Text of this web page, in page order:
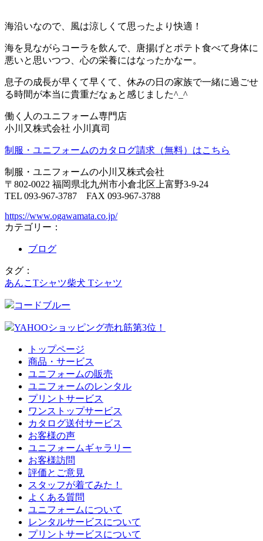
海沿いなので、風は涼しくて思ったより快適！
海を見ながらコーラを飲んで、唐揚げとポテト食べて身体に
悪いと思いつつ、心の栄養にはなったかなー。
息子の成長が早くて早くて、休みの日の家族で一緒に過ごせ
る時間が本当に貴重だなぁと感じました^_^
働く人のユニフォーム専門店
小川又株式会社 小川真司
制服・ユニフォームのカタログ請求（無料）はこちら
制服・ユニフォームの小川又株式会社
〒802-0022 福岡県北九州市小倉北区上富野3-9-24
TEL 093-967-3787 FAX 093-967-3788
https://www.ogawamata.co.jp/
カテゴリー：
ブログ
タグ：
あんこTシャツ柴犬 Tシャツ
コードブルー
YAHOOショッピング売れ筋第3位！
トップページ
商品・サービス
ユニフォームの販売
ユニフォームのレンタル
プリントサービス
ワンストップサービス
カタログ送付サービス
お客様の声
ユニフォームギャラリー
お客様訪問
評価とご意見
スタッフが着てみた！
よくある質問
ユニフォームについて
レンタルサービスについて
プリントサービスについて